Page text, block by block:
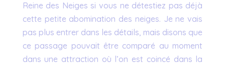
Reine des Neiges si vous ne détestiez pas déjà
cette petite abomination des neiges. Je ne vais
pas plus entrer dans les détails, mais disons que
ce passage pouvait être comparé au moment
dans une attraction où l’on est coincé dans la